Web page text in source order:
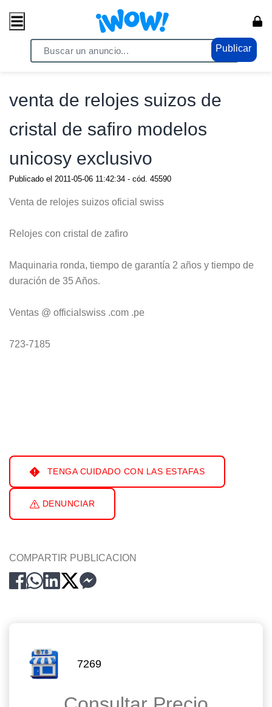
Publicar
/ Moda / Relojes - Joyas
venta de relojes suizos de
cristal de safiro modelos
unicosy exclusivo
Publicado el 2011-05-06 11:42:34 - cód. 45590
Venta de relojes suizos oficial swiss
Relojes con cristal de zafiro
Maquinaria ronda, tiempo de garantía 2 años y tiempo de
duración de 35 Años.
Ventas @ officialswiss .com .pe
723-7185
TENGA CUIDADO CON LAS ESTAFAS
DENUNCIAR
COMPARTIR PUBLICACION
7269